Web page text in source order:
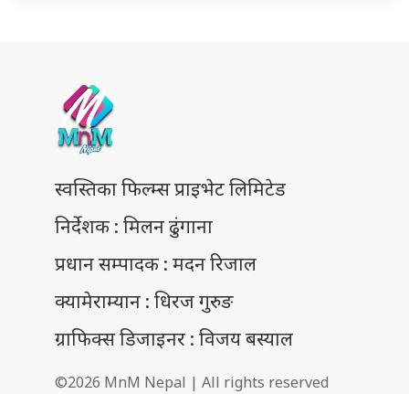
स्वस्तिका फिल्म्स प्राइभेट लिमिटेड
निर्देशक : मिलन ढुंगाना
प्रधान सम्पादक : मदन रिजाल
क्यामेराम्यान : धिरज गुरुङ
ग्राफिक्स डिजाइनर : विजय बस्याल
©2026 MnM Nepal | All rights reserved